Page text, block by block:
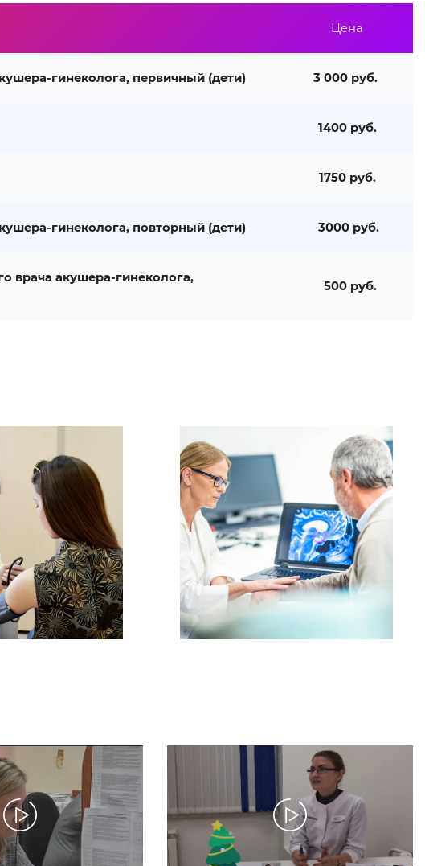
Цена
гинеколога, первичный (дети) 3 000 руб.
1400 руб.
1750 руб.
гинеколога, повторный (дети) 3000 руб.
врача акушера-гинеколога,
500 руб.